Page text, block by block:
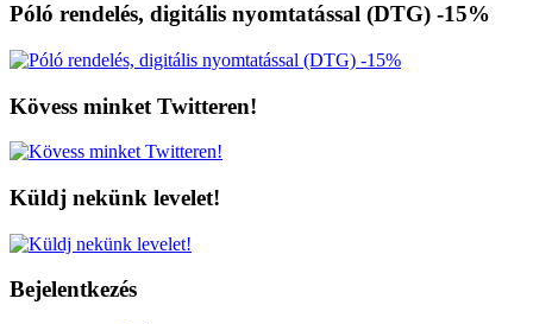
Póló rendelés, digitális nyomtatással (DTG) -15%
Kövess minket Twitteren!
Küldj nekünk levelet!
Bejelentkezés